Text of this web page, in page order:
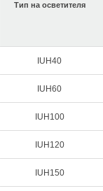
Тип на осветителя
IUH40
IUH60
IUH100
IUH120
IUH150